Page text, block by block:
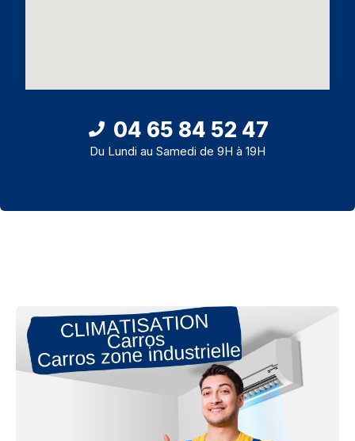
04 65 84 52 47
Du Lundi au Samedi de 9H à 19H